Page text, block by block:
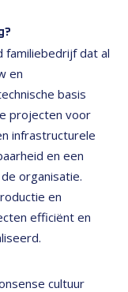
familiebedrijf dat al
en
basis
projecten voor
infrastructurele
en een
organisatie.
en
efficiënt en
cultuur